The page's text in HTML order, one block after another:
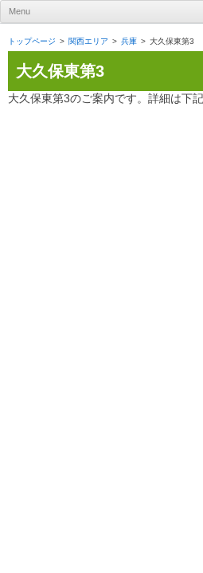
UR賃貸住宅ナビ
Menu
トップページ 関西エリア 兵庫 大久保東第3
大久保東第3
大久保東第3のご案内です。詳細は下